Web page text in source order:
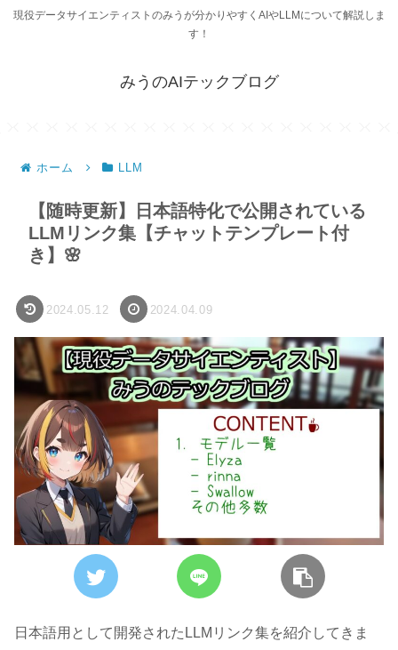
現役データサイエンティストのみうが分かりやすくAIやLLMについて解説しま
す！
みうのAIテックブログ
ホーム LLM
【随時更新】日本語特化で公開されている
LLMリンク集【チャットテンプレート付
き】🌸
2024.05.12 2024.04.09
日本語用として開発されたLLMリンク集を紹介してきま